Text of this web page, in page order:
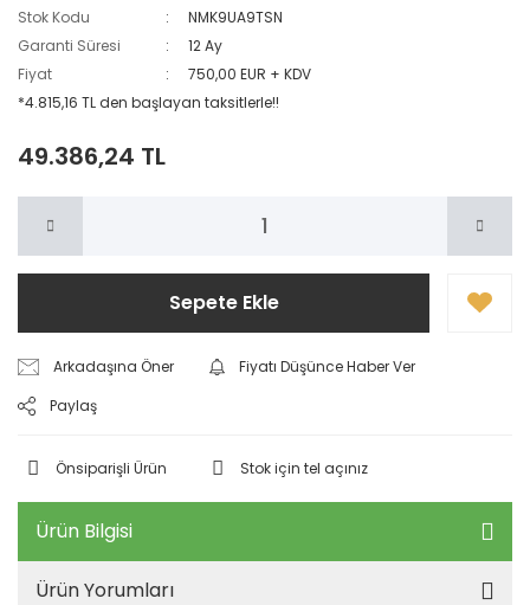
Stok Kodu
NMK9UA9TSN
Garanti Süresi
12 Ay
Fiyat
750,00 EUR + KDV
*4.815,16 TL den başlayan taksitlerle!!
49.386,24 TL
Sepete Ekle
Arkadaşına Öner
Fiyatı Düşünce Haber Ver
Paylaş
Önsiparişli Ürün Stok için tel açınız
Ürün Bilgisi
Ürün Yorumları